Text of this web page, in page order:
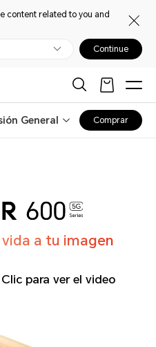
content related to you and
Continue
General Comprar
a tu imagen
Clic para ver el video